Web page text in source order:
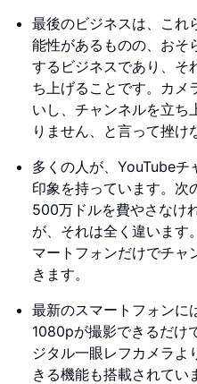
最後のビジネスは、これ
能性があるものの、おそ
するビジネスであり、そ
ち上げることです。カメ
いし、チャンネルを立ち
りません、と言って挫け
多くの人が、YouTubeチ
印象を持っています。次
500万ドルを費やさなけ
が、それは全く違います
マートフォンだけでチャ
きます。
最新のスマートフォンに
1080pが撮影できるだけ
ジタル一眼レフカメラよ
きる機能も搭載されてい